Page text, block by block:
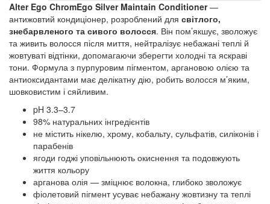
Alter Ego ChromEgo Silver Maintain Conditioner—
антижовтий кондиціонер, розроблений для світлого,
знебарвленого та сивого волосся. Він пом’якшує, зволожує
та живить волосся після миття, нейтралізує небажані теплі й
жовтуваті відтінки, допомагаючи зберегти холодні та яскраві
тони. Формула з пурпуровим пігментом, аргановою олією та
антиоксидантами має делікатну дію, робить волосся м’яким,
шовковистим і сяйливим.
pH 3.3–3.7
98% натуральних інгредієнтів
не містить нікелю, хрому, кобальту, сульфатів, силіконів і
парабенів
ягоди годжі уповільнюють окиснення та подовжують
життя кольору
арганова олія — зміцнює волокна, глибоко зволожує
фіолетовий пігмент усуває небажану жовтизну та теплі